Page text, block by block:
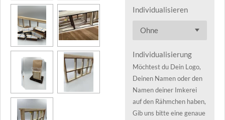
Individualisieren
Individualisierung
Möchtest du Dein Logo,
Deinen Namen oder den
Namen deiner Imkerei
auf den Rähmchen haben,
Gib uns bitte eine genaue